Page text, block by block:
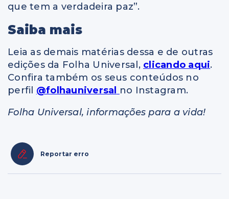
que tem a verdadeira paz”.
Saiba mais
Leia as demais matérias dessa e de outras
edições da Folha Universal, clicando aqui.
Confira também os seus conteúdos no
perfil @folhauniversal no Instagram.
Folha Universal, informações para a vida!
Reportar erro